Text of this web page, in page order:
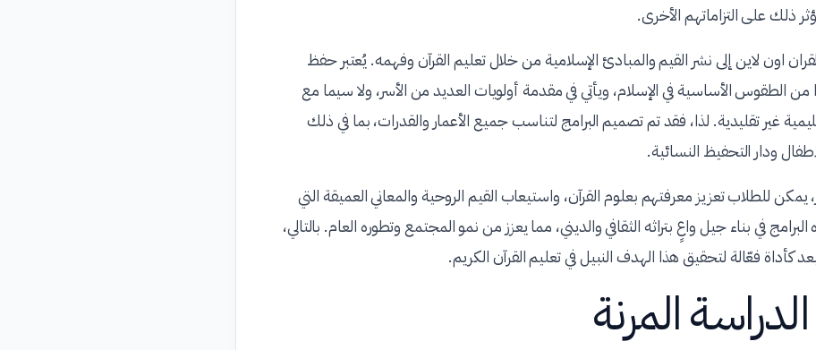
ذلك على التزاماتهم الأخرى.
اون لاين إلى نشر القيم والمبادئ الإسلامية من خلال تعليم القرآن وفهمه. يُعتبر حفظ
من الطقوس الأساسية في الإسلام، ويأتي في مقدمة أولويات العديد من الأسر، ولا سيما مع
غير تقليدية. لذا، فقد تم تصميم البرامج لتناسب جميع الأعمار والقدرات، بما في ذلك
ودار التحفيظ النسائية.
للطلاب تعزيز معرفتهم بعلوم القرآن، واستيعاب القيم الروحية والمعاني العميقة التي
في بناء جيل واعٍ بتراثه الثقافي والديني، مما يعزز من نمو المجتمع وتطوره العام. بالتالي،
كأداة فعّالة لتحقيق هذا الهدف النبيل في تعليم القرآن الكريم.
المرنة